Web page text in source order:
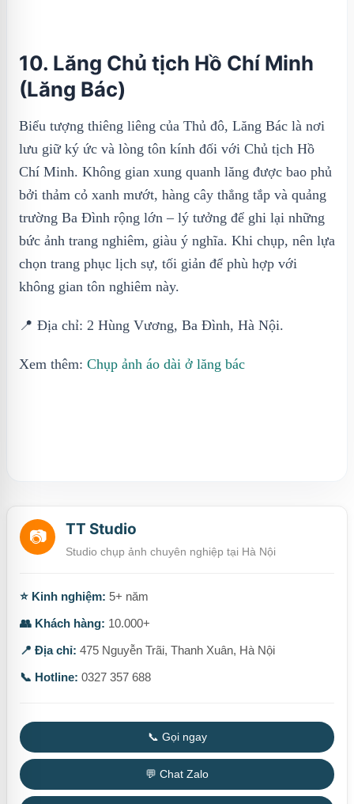
10. Lăng Chủ tịch Hồ Chí Minh
(Lăng Bác)
Biểu tượng thiêng liêng của Thủ đô, Lăng Bác là nơi
lưu giữ ký ức và lòng tôn kính đối với Chủ tịch Hồ
Chí Minh. Không gian xung quanh lăng được bao phủ
bởi thảm cỏ xanh mướt, hàng cây thẳng tắp và quảng
trường Ba Đình rộng lớn – lý tưởng để ghi lại những
bức ảnh trang nghiêm, giàu ý nghĩa. Khi chụp, nên lựa
chọn trang phục lịch sự, tối giản để phù hợp với
không gian tôn nghiêm này.
📍 Địa chỉ: 2 Hùng Vương, Ba Đình, Hà Nội.
Xem thêm: Chụp ảnh áo dài ở lăng bác
📷 TT Studio
Studio chụp ảnh chuyên nghiệp tại Hà Nội
⭐ Kinh nghiệm: 5+ năm
👥 Khách hàng: 10.000+
📍 Địa chỉ: 475 Nguyễn Trãi, Thanh Xuân, Hà Nội
📞 Hotline: 0327 357 688
📞 Gọi ngay
💬 Chat Zalo